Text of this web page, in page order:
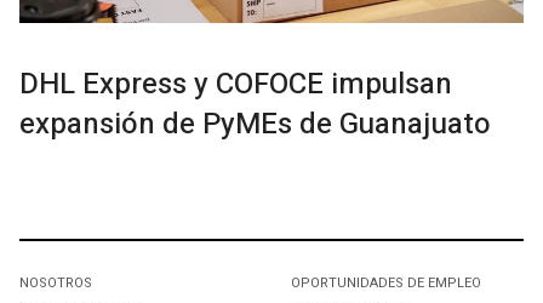
DHL Express y COFOCE impulsan
expansión de PyMEs de Guanajuato
NOSOTROS
OPORTUNIDADES DE EMPLEO